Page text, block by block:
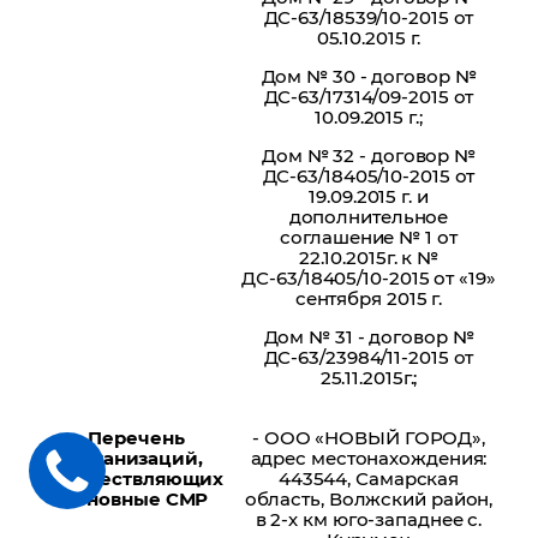
ДС-63/18539/10-2015 от
05.10.2015 г.
Дом № 30 - договор №
ДС-63/17314/09-2015 от
10.09.2015 г.;
Дом № 32 - договор №
ДС-63/18405/10-2015 от
19.09.2015 г. и
дополнительное
соглашение № 1 от
22.10.2015г. к №
ДС-63/18405/10-2015 от «19»
сентября 2015 г.
Дом № 31 - договор №
ДС-63/23984/11-2015 от
25.11.2015г.;
Перечень
организаций,
осуществляющих
основные СМР
- ООО «НОВЫЙ ГОРОД»,
адрес местонахождения:
443544, Самарская
область, Волжский район,
в 2-х км юго-западнее с.